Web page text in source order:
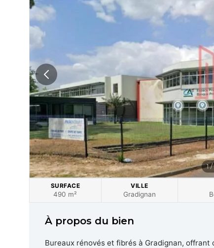
1
SURFACE
490 m²
VILLE
Gradignan
À propos du bien
Bureaux rénovés et fibrés à Gradignan,